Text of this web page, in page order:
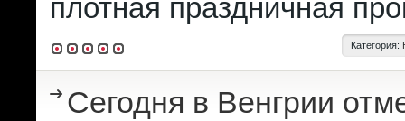
плотная праздничная
Категория:
Сегодня в Венгрии